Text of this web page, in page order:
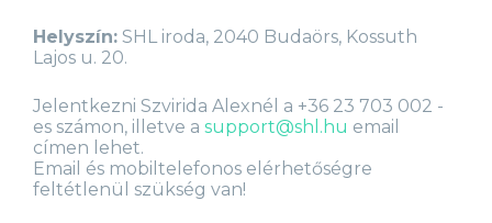
Helyszín: SHL iroda, 2040 Budaörs, Kossuth
Lajos u. 20.
Jelentkezni Szvirida Alexnél a +36 23 703 002 -
es számon, illetve a support@shl.hu email
címen lehet.
Email és mobiltelefonos elérhetőségre
feltétlenül szükség van!